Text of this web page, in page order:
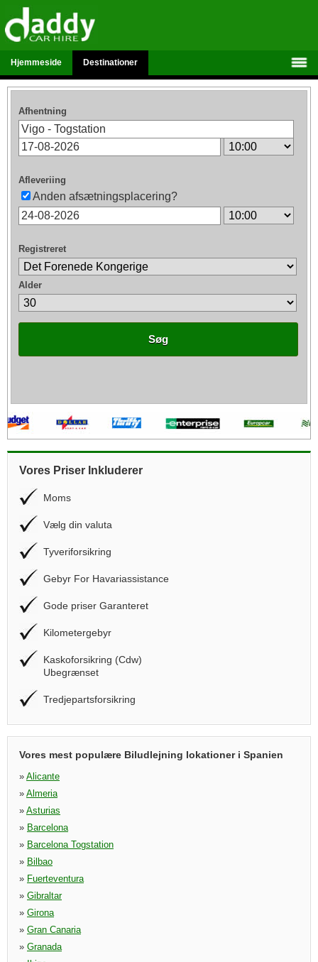
Hjemmeside Destinationer
Afhentning
Afleveriing
Anden afsætningsplacering?
Registreret
Alder
Søg
Vores Priser Inkluderer
Moms
Vælg din valuta
Tyveriforsikring
Gebyr For Havariassistance
Gode priser Garanteret
Kilometergebyr
Kaskoforsikring (Cdw)
Ubegrænset
Tredjepartsforsikring
Vores mest populære Biludlejning lokationer i Spanien
» Alicante
» Almeria
» Asturias
» Barcelona
» Barcelona Togstation
» Bilbao
» Fuerteventura
» Gibraltar
» Girona
» Gran Canaria
» Granada